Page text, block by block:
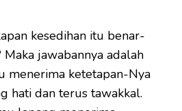
kesedihan itu benar-
jawabannya adalah
menerima ketetapan-Nya
hati dan terus tawakkal.